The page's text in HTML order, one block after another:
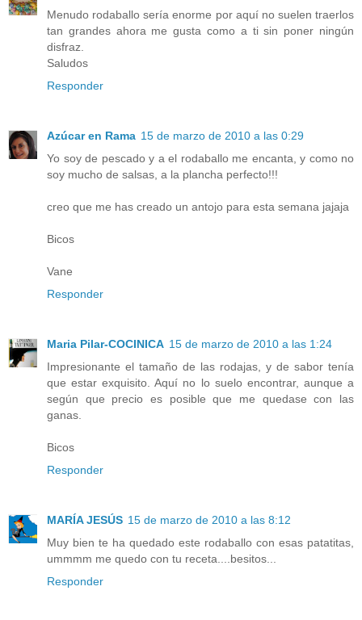
Menudo rodaballo sería enorme por aquí no suelen traerlos
tan grandes ahora me gusta como a ti sin poner ningún
disfraz.
Saludos
Responder
Azúcar en Rama 15 de marzo de 2010 a las 0:29
Yo soy de pescado y a el rodaballo me encanta, y como no
soy mucho de salsas, a la plancha perfecto!!!
creo que me has creado un antojo para esta semana jajaja
Bicos
Vane
Responder
Maria Pilar-COCINICA 15 de marzo de 2010 a las 1:24
Impresionante el tamaño de las rodajas, y de sabor tenía
que estar exquisito. Aquí no lo suelo encontrar, aunque a
según que precio es posible que me quedase con las
ganas.
Bicos
Responder
MARÍA JESÚS 15 de marzo de 2010 a las 8:12
Muy bien te ha quedado este rodaballo con esas patatitas,
ummmm me quedo con tu receta....besitos...
Responder